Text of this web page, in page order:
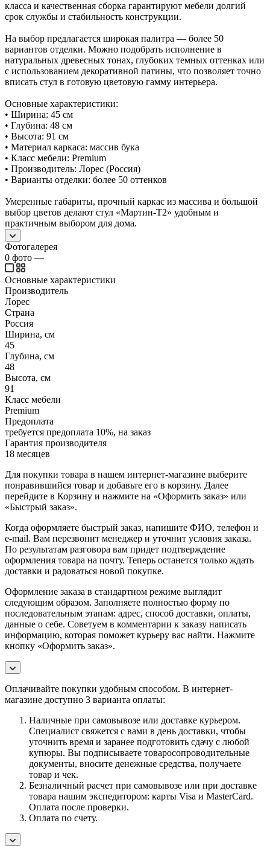
класса и качественная сборка гарантируют мебели долгий
срок службы и стабильность конструкции.
На выбор предлагается широкая палитра — более 50
вариантов отделки. Можно подобрать исполнение в
натуральных древесных тонах, глубоких темных оттенках или
с использованием декоративной патины, что позволяет точно
вписать стул в готовую цветовую гамму интерьера.
Основные характеристики:
• Ширина: 45 см
• Глубина: 48 см
• Высота: 91 см
• Материал каркаса: массив бука
• Класс мебели: Premium
• Производитель: Лорес (Россия)
• Варианты отделки: более 50 оттенков
Умеренные габариты, прочный каркас из массива и большой
выбор цветов делают стул «Мартин-Т2» удобным и
практичным выбором для дома.
Фотогалерея
0 фото —
Основные характеристики
Производитель
Лорес
Страна
Россия
Ширина, см
45
Глубина, см
48
Высота, см
91
Класс мебели
Premium
Предоплата
требуется предоплата 10%, на заказ
Гарантия производителя
18 месяцев
Для покупки товара в нашем интернет-магазине выберите
понравившийся товар и добавьте его в корзину. Далее
перейдите в Корзину и нажмите на «Оформить заказ» или
«Быстрый заказ».
Когда оформляете быстрый заказ, напишите ФИО, телефон и
e-mail. Вам перезвонит менеджер и уточнит условия заказа.
По результатам разговора вам придет подтверждение
оформления товара на почту. Теперь останется только ждать
доставки и радоваться новой покупке.
Оформление заказа в стандартном режиме выглядит
следующим образом. Заполняете полностью форму по
последовательным этапам: адрес, способ доставки, оплаты,
данные о себе. Советуем в комментарии к заказу написать
информацию, которая поможет курьеру вас найти. Нажмите
кнопку «Оформить заказ».
Оплачивайте покупки удобным способом. В интернет-
магазине доступно 3 варианта оплаты:
Наличные при самовывозе или доставке курьером.
Специалист свяжется с вами в день доставки, чтобы
уточнить время и заранее подготовить сдачу с любой
купюры. Вы подписываете товаросопроводительные
документы, вносите денежные средства, получаете
товар и чек.
Безналичный расчет при самовывозе или при доставке
товара нашим экспедитором: карты Visa и MasterCard.
Оплата после проверки.
Оплата по счету.